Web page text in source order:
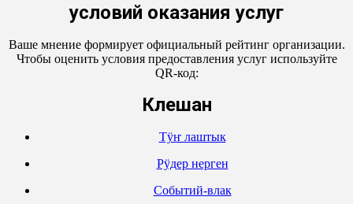
условий оказания услуг
Ваше мнение формирует официальный рейтинг организации.
Чтобы оценить условия предоставления услуг используйте
QR-код:
Кӱлешан
Тӱҥ лаштык
Рӱдер нерген
Событий-влак